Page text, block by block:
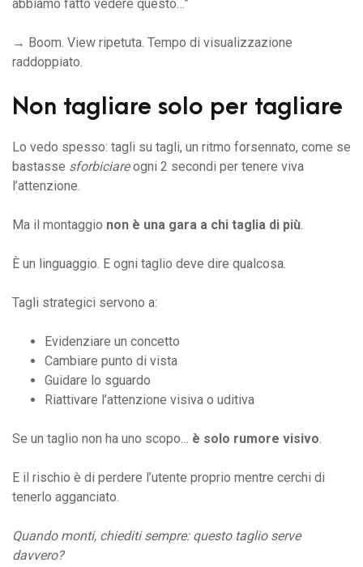
abbiamo fatto vedere questo…”
→ Boom. View ripetuta. Tempo di visualizzazione
raddoppiato.
Non tagliare solo per tagliare
Lo vedo spesso: tagli su tagli, un ritmo forsennato, come se
bastasse sforbiciareogni 2 secondi per tenere viva
l’attenzione.
Ma il montaggio non è una gara a chi taglia di più.
È un linguaggio. E ogni taglio deve dire qualcosa.
Tagli strategici servono a:
Evidenziare un concetto
Cambiare punto di vista
Guidare lo sguardo
Riattivare l’attenzione visiva o uditiva
Se un taglio non ha uno scopo… è solo rumore visivo.
E il rischio è di perdere l’utente proprio mentre cerchi di
tenerlo agganciato.
Quando monti, chiediti sempre: questo taglio serve
davvero?